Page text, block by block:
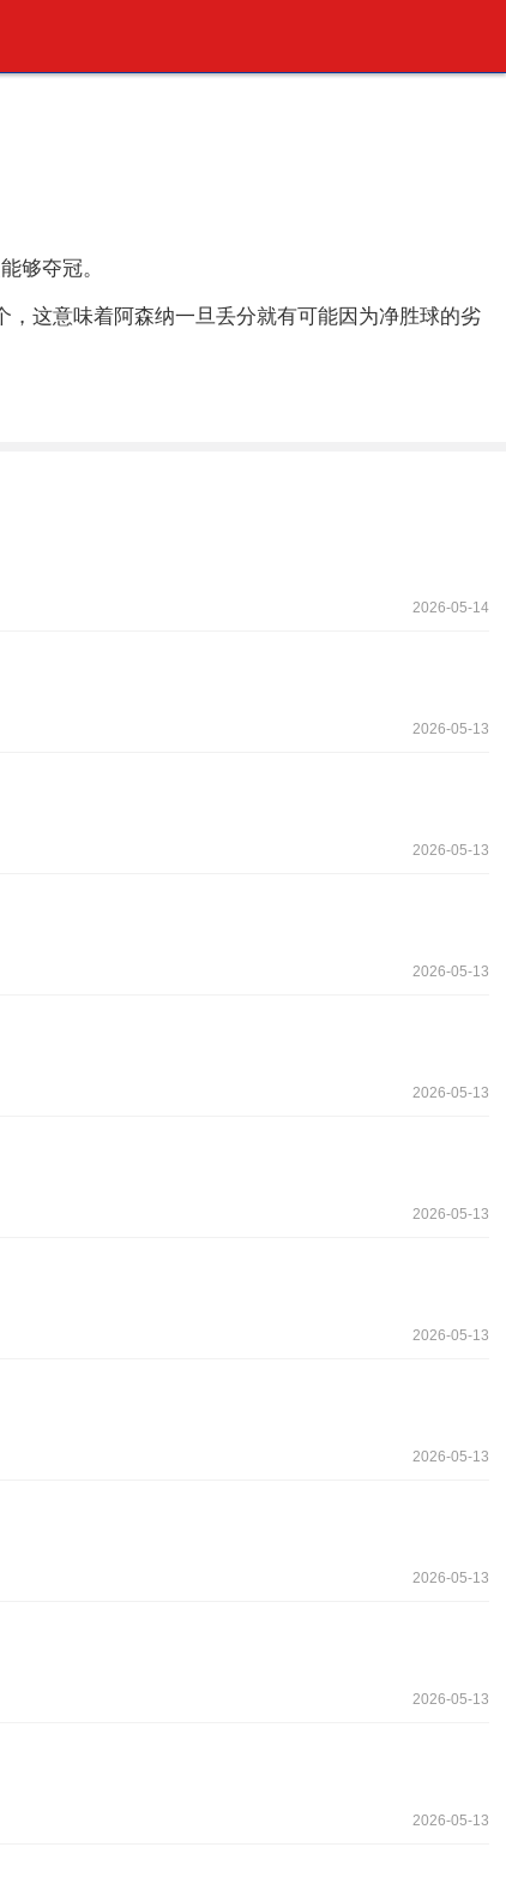
够夺冠。
这意味着阿森纳一旦丢分就有可能因为净胜球的劣
2026-05-14
2026-05-13
2026-05-13
2026-05-13
2026-05-13
2026-05-13
2026-05-13
2026-05-13
2026-05-13
2026-05-13
2026-05-13